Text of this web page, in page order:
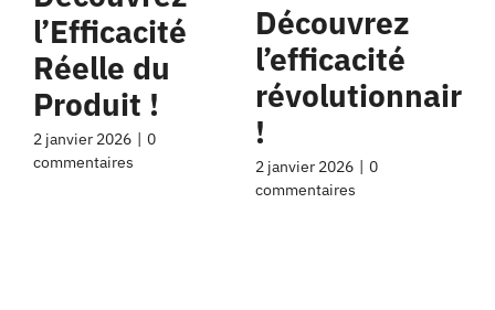
l’Efficacité
Réelle du
Produit !
2 janvier 2026 | 0
commentaires
Découvrez
l’efficacité
révolutionnaire
!
2 janvier 2026 | 0
commentaires